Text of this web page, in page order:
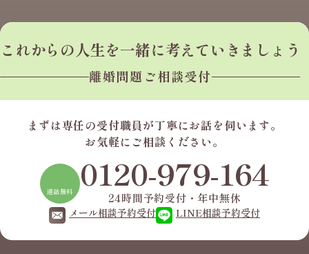
これからの人生を一緒に考えていきましょう
離婚問題ご相談受付
まずは専任の受付職員が丁寧にお話を伺います。
お気軽にご相談ください。
通話無料 0120-979-164
24時間予約受付・年中無休
メール相談予約受付 LINE相談予約受付